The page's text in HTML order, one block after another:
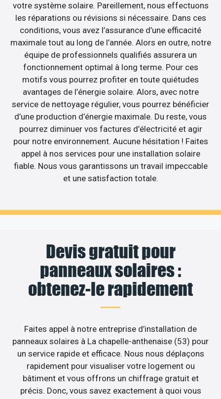
votre système solaire. Pareillement, nous effectuons
les réparations ou révisions si nécessaire. Dans ces
conditions, vous avez l’assurance d’une efficacité
maximale tout au long de l’année. Alors en outre, notre
équipe de professionnels qualifiés assurera un
fonctionnement optimal à long terme. Pour ces
motifs vous pourrez profiter en toute quiétudes
avantages de l’énergie solaire. Alors, avec notre
service de nettoyage régulier, vous pourrez bénéficier
d’une production d’énergie maximale. Du reste, vous
pourrez diminuer vos factures d’électricité et agir
pour notre environnement. Aucune hésitation ! Faites
appel à nos services pour une installation solaire
fiable. Nous vous garantissons un travail impeccable
et une satisfaction totale.
Devis gratuit pour
panneaux solaires :
obtenez-le rapidement
Faites appel à notre entreprise d’installation de
panneaux solaires à La chapelle-anthenaise (53) pour
un service rapide et efficace. Nous nous déplaçons
rapidement pour visualiser votre logement ou
bâtiment et vous offrons un chiffrage gratuit et
précis. Donc, vous savez exactement à quoi vous